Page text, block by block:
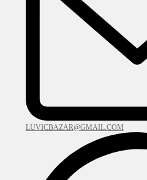
LUVICBAZAR@GMAIL.COM